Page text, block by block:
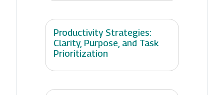
Productivity Strategies:
Clarity, Purpose, and Task
Prioritization